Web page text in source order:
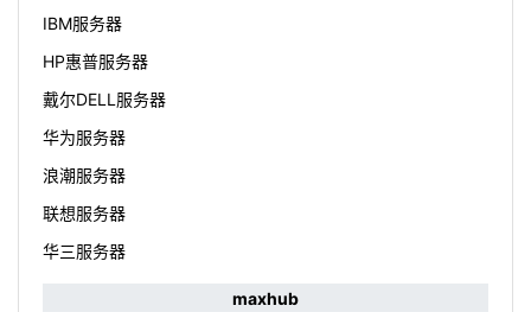
IBM服务器
HP惠普服务器
戴尔DELL服务器
华为服务器
浪潮服务器
联想服务器
华三服务器
maxhub